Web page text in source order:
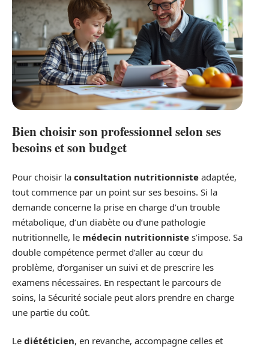
Bien choisir son professionnel selon ses
besoins et son budget
Pour choisir la consultation nutritionniste adaptée,
tout commence par un point sur ses besoins. Si la
demande concerne la prise en charge d’un trouble
métabolique, d’un diabète ou d’une pathologie
nutritionnelle, le médecin nutritionniste s’impose. Sa
double compétence permet d’aller au cœur du
problème, d’organiser un suivi et de prescrire les
examens nécessaires. En respectant le parcours de
soins, la Sécurité sociale peut alors prendre en charge
une partie du coût.
Le diététicien, en revanche, accompagne celles et